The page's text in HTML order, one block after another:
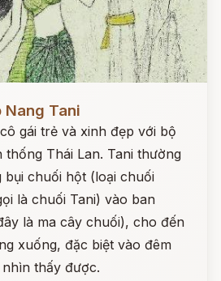
Nang Tani
gái trẻ và xinh đẹp với bộ
Thái Lan. Tani thường
chuối hột (loại chuối
là chuối Tani) vào ban
là ma cây chuối), cho đến
xuống, đặc biệt vào đêm
thấy được.